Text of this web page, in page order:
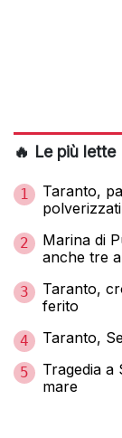
🔥 Le più lette
1
Taranto,
2
Marina di
anche tre
3
Taranto,
ferito
4 Taranto,
5
Tragedia a
mare